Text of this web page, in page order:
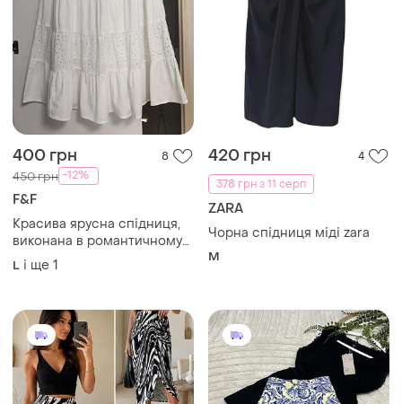
400 грн 8
450 грн -12%
F&F
Красива ярусна спідниця,
виконана в романтичному
літньому стилі бохо, від
бренду f&f🤍🤍
L і ще 1
420 грн
4
378 грн з 11 серп
ZARA
Чорна спідниця міді zara
M